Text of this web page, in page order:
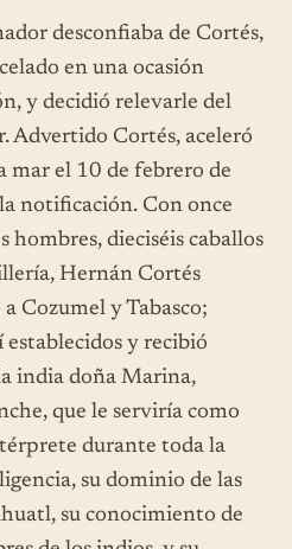
desconfiaba de Cortés,
en una ocasión
y decidió relevarle del
Advertido Cortés, aceleró
mar el 10 de febrero de
notificación. Con once
hombres, dieciséis caballos
Hernán Cortés
Cozumel y Tabasco;
y recibió
india doña Marina,
que le serviría como
durante toda la
su dominio de las
su conocimiento de